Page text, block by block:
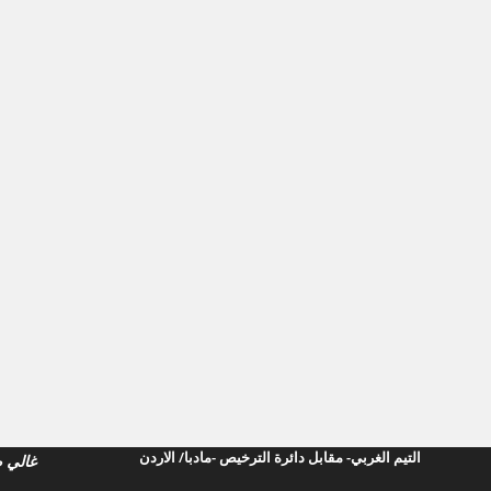
غالي التيم الغربي- مقابل دائرة الترخيص -مادبا/ الاردن